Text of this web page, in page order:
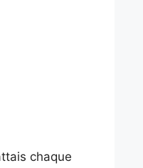
chaque